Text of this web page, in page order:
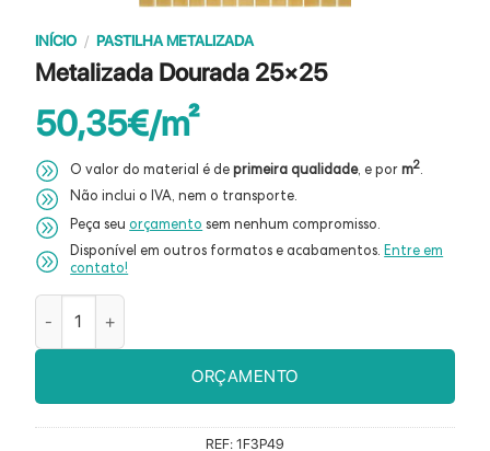
INÍCIO / PASTILHA METALIZADA
Metalizada Dourada 25×25
50,35€
O valor do material é de primeira qualidade, e porm2.
Não inclui o IVA, nem o transporte.
Peça seuorçamento sem nenhum compromisso.
Disponível em outros formatos e acabamentos.Entre em
contato!
ORÇAMENTO
REF: 1F3P49